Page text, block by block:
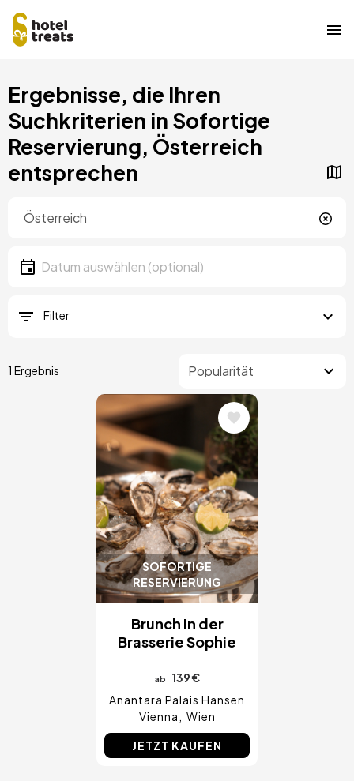
zum
Inhalt
Ergebnisse, die Ihren
Suchkriterien in Sofortige
Reservierung, Österreich
entsprechen
Standort
Datum
Datum auswählen
Filter
1 Ergebnis
SOFORTIGE
RESERVIERUNG
Bild
Brunch in der
Brasserie Sophie
ab
139 €
Anantara Palais Hansen
Vienna
Wien
JETZT KAUFEN